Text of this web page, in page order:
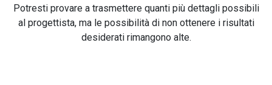
Potresti provare a trasmettere quanti più dettagli possibili
al progettista, ma le possibilità di non ottenere i risultati
desiderati rimangono alte.